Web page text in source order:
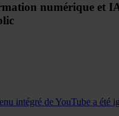
numérique et
intégré de YouTube a été